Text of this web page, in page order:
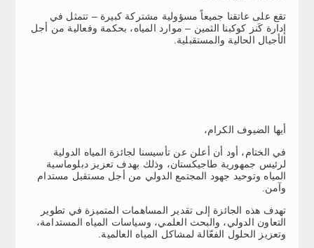
تقع على عاتقنا جميعاً مسؤولية مشتركة كبيرة – تتمثل في
إدارة كَنز كوكبنا الثمين – موارد المياه، بحكمة وفعالية من أجل
الأجيال الحالية والمستقبلية.
أيها الضيوف الكرام،
في الختام، أود أن أعلن عن تأسيسنا لجائزة المياه الدولية
لرئيس جمهورية طاجيكستان، وذلك بهدف تعزيز دبلوماسية
المياه وتوحيد جهود المجتمع الدولي من أجل مستقبل مستدام
وآمن.
تهدف هذه الجائزة إلى تقدير المساهمات المتميزة في تطوير
التعاون الدولي، والبحث العلمي، وسياسات المياه المستدامة،
وتعزيز الحلول الفعّالة لمشاكل المياه العالمية.